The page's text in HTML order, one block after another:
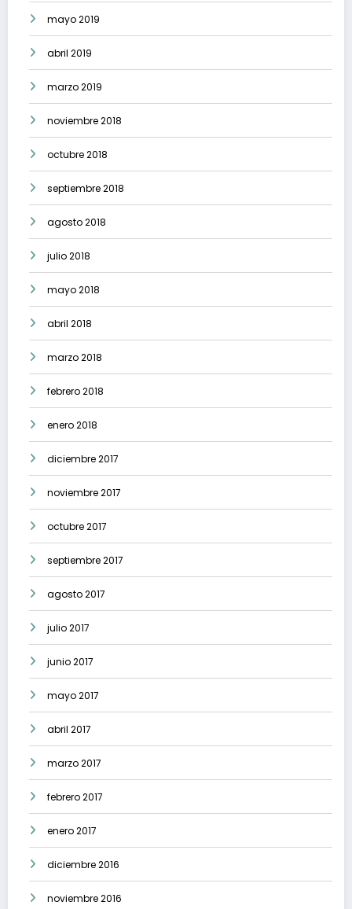
mayo 2019
abril 2019
marzo 2019
noviembre 2018
octubre 2018
septiembre 2018
agosto 2018
julio 2018
mayo 2018
abril 2018
marzo 2018
febrero 2018
enero 2018
diciembre 2017
noviembre 2017
octubre 2017
septiembre 2017
agosto 2017
julio 2017
junio 2017
mayo 2017
abril 2017
marzo 2017
febrero 2017
enero 2017
diciembre 2016
noviembre 2016